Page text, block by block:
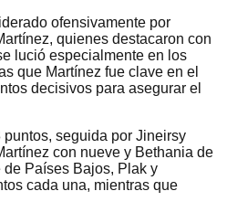
ofensivamente por
quienes destacaron con
lució especialmente en los
que Martínez fue clave en el
decisivos para asegurar el
seguida por Jineirsy
con nueve y Bethania de
de Países Bajos, Plak y
cada una, mientras que